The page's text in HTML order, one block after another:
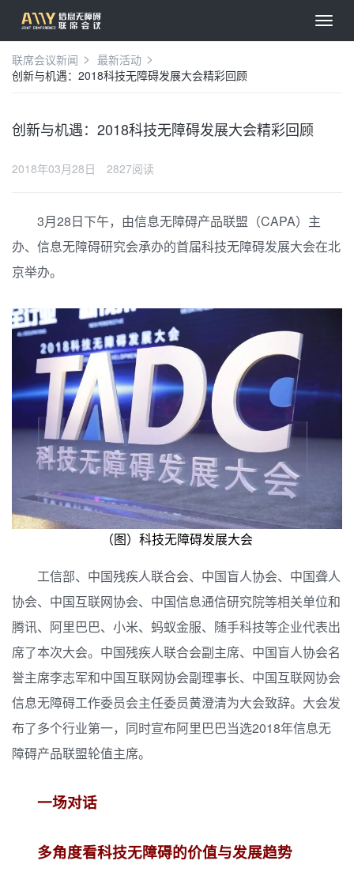
联席会议新闻
最新活动
创新与机遇：2018科技无障碍发展大会精彩回顾
创新与机遇：2018科技无障碍发展大会精彩回顾
2018年03月28日 2827阅读
3月28日下午，由信息无障碍产品联盟（CAPA）主
办、信息无障碍研究会承办的首届科技无障碍发展大会在北
京举办。
（图）科技无障碍发展大会
工信部、中国残疾人联合会、中国盲人协会、中国聋人
协会、中国互联网协会、中国信息通信研究院等相关单位和
腾讯、阿里巴巴、小米、蚂蚁金服、随手科技等企业代表出
席了本次大会。 中国残疾人联合会副主席、中国盲人协会名
誉主席李志军和中国互联网协会副理事长、中国互联网协会
信息无障碍工作委员会主任委员黄澄清为大会致辞。 大会发
布了多个行业第一，同时宣布阿里巴巴当选2018年信息无
障碍产品联盟轮值主席。
一场对话
多角度看科技无障碍的价值与发展趋势